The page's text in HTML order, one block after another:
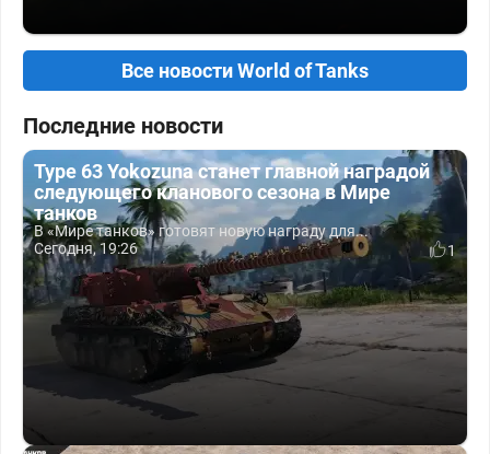
Все новости World of Tanks
Последние новости
Type 63 Yokozuna станет главной наградой
следующего кланового сезона в Мире
танков
В «Мире танков» готовят новую награду для...
Сегодня, 19:26
1